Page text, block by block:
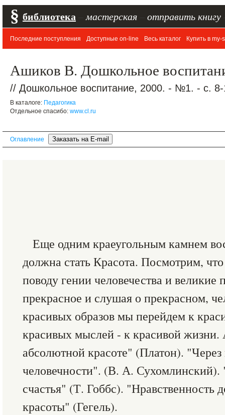
§ библиотека мастерская отправить книгу
Последние поступления Доступные on-line Весь каталог Купить в my-
Ашиков В. Дошкольное
// Дошкольное воспитание, 2000. - №1. - с. 8-
В каталоге: Педагогика
Отдельное спасибо: www.cl.ru
Оглавление
Еще одним краеугольным камнем
должна стать Красота. Посмотрим,
поводу гении человечества и великие
прекрасное и слушая о прекрасном,
красивых образов мы перейдем к
красивых мыслей - к красивой жизни.
абсолютной красоте" (Платон). "Через
человечности". (В. А. Сухомлинский).
счастья" (Т. Гоббс). "Нравственность
красоты" (Гегель).